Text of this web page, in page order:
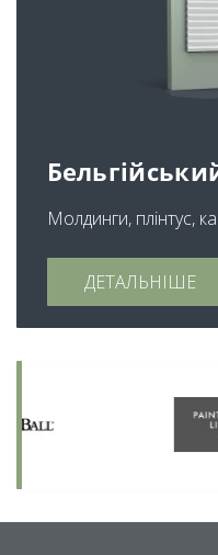
Молдинги, плінтус,
ДЕТАЛЬНІШЕ